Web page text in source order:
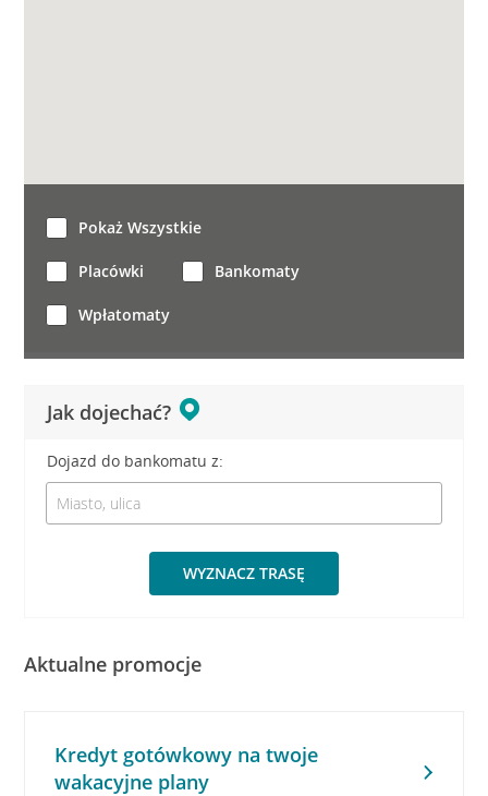
Jak dojechać?
Dojazd do bankomatu z:
WYZNACZ TRASĘ
Pokaż Wszystkie
Placówki Bankomaty
Wpłatomaty
Aktualne promocje
Kredyt gotówkowy na twoje
wakacyjne plany